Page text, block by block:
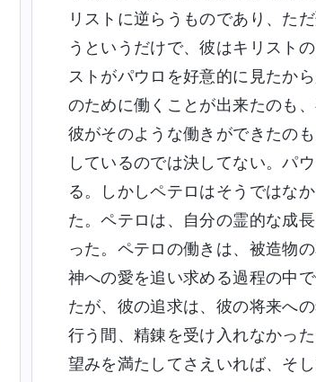
リストに逆らうものであり、た
うというだけで、彼はキリスト
ストがパウロを好意的に見たか
のために働くことが出来たのも
彼がそのような働きができたの
しているのでは決してない。パ
る。しかしペテロはそうではな
た。ペテロは、自分の霊的な成
った。ペテロの働きは、被造物
神への愛を追い求める過程の中
たが、彼の追求は、彼の将来へ
行う間、精錬を受け入れなかっ
望みを満たしてさえいれば、そ